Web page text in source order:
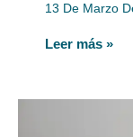
13 De Marzo
Leer más »